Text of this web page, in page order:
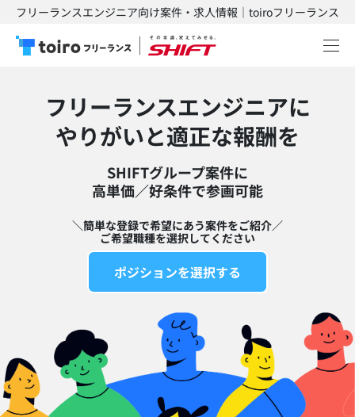
フリーランスエンジニア向け案件・求人情報｜toiroフリーランス
フリーランスエンジニアに
​やりがいと適正な報酬を
SHIFTグループ案件に
高単価／好条件で参画可能​
＼簡単な登録で希望にあう案件をご紹介／
ご希望職種を選択してください
ポジションを選択する